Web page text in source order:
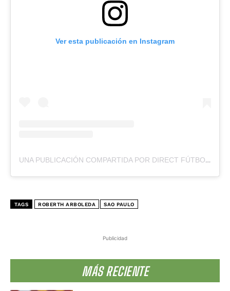
Publicidad
MÁS RECIENTE
Ver esta publicación en Instagram
UNA PUBLICACIÓN COMPARTIDA POR DIRECT FÚTBOL (@DIRECTFUTBOLEC)
TAGS ROBERTH ARBOLEDA SAO PAULO